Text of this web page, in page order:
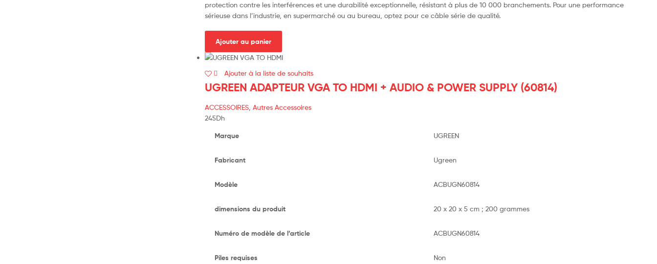
protection contre les interférences et une durabilité exceptionnelle, résistant à plus de 10 000 branchements. Pour une performance
sérieuse dans l’industrie, en supermarché ou au bureau, optez pour ce câble série de qualité.
Ajouter au panier
Ajouter à la liste de souhaits
UGREEN ADAPTEUR VGA TO HDMI + AUDIO & POWER SUPPLY (60814)
ACCESSOIRES Autres Accessoires
245Dh
Marque ‎UGREEN
Fabricant ‎Ugreen
Modèle ‎ACBUGN60814
dimensions du produit ‎20 x 20 x 5 cm ; 200 grammes
Numéro de modèle de l’article ‎ACBUGN60814
Piles requises ‎Non